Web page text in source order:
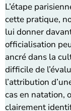
L’étape
cette pratique,
lui donner
officialisation
ancré dans la
difficile de
l’attribution
cas en natation,
clairement